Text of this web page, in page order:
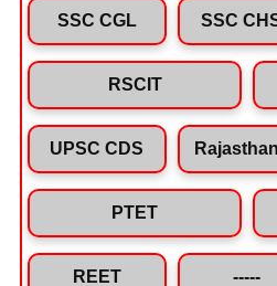
SSC CGL SSC
RSCIT
UPSC CDS
PTET
REET -----